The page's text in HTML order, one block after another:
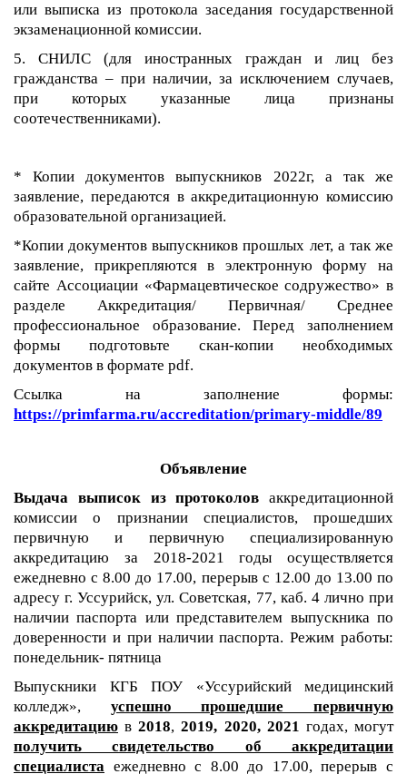
или выписка из протокола заседания государственной
экзаменационной комиссии.
5. СНИЛС (для иностранных граждан и лиц без
гражданства – при наличии, за исключением случаев,
при которых указанные лица признаны
соотечественниками).
* Копии документов выпускников 2022г, а так же
заявление, передаются в аккредитационную комиссию
образовательной организацией.
*Копии документов выпускников прошлых лет, а так же
заявление, прикрепляются в электронную форму на
сайте Ассоциации «Фармацевтическое содружество» в
разделе Аккредитация/ Первичная/ Среднее
профессиональное образование. Перед заполнением
формы подготовьте скан-копии необходимых
документов в формате pdf.
Ссылка на заполнение формы:
https://primfarma.ru/accreditation/primary-middle/89
Объявление
Выдача выписок из протоколов аккредитационной
комиссии о признании специалистов, прошедших
первичную и первичную специализированную
аккредитацию за 2018-2021 годы осуществляется
ежедневно с 8.00 до 17.00, перерыв с 12.00 до 13.00 по
адресу г. Уссурийск, ул. Советская, 77, каб. 4 лично при
наличии паспорта или представителем выпускника по
доверенности и при наличии паспорта. Режим работы:
понедельник- пятница
Выпускники КГБ ПОУ «Уссурийский медицинский
колледж», успешно прошедшие первичную
аккредитацию в2018,2019, 2020, 2021 годах, могут
получить свидетельство об аккредитации
специалиста ежедневно с 8.00 до 17.00, перерыв с